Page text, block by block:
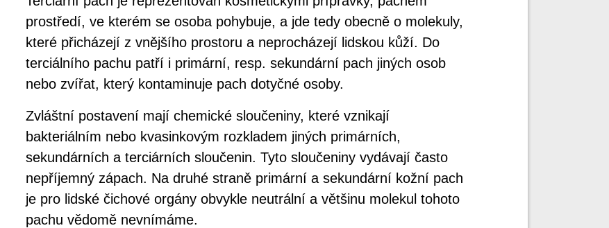
prostředí, ve kterém se osoba pohybuje, a jde tedy obecně o molekuly,
které přicházejí z vnějšího prostoru a neprocházejí lidskou kůží. Do
terciálního pachu patří i primární, resp. sekundární pach jiných osob
nebo zvířat, který kontaminuje pach dotyčné osoby.
Zvláštní postavení mají chemické sloučeniny, které vznikají
bakteriálním nebo kvasinkovým rozkladem jiných primárních,
sekundárních a terciárních sloučenin. Tyto sloučeniny vydávají často
nepříjemný zápach. Na druhé straně primární a sekundární kožní pach
je pro lidské čichové orgány obvykle neutrální a většinu molekul tohoto
pachu vědomě nevnímáme.